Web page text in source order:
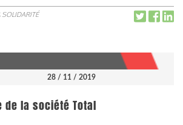
SOLIDARITÉ
28 / 11 / 2019
de la société Total